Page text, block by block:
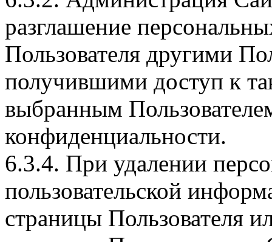
разглашение
Пользователя другими
получившими доступ к
выбранным
конфиденциальности.
6.3.4. При удалении
пользовательской
страницы Пользователя